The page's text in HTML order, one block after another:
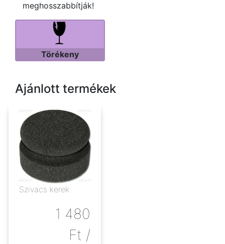
meghosszabbítják!
Törékeny
Ajánlott termékek
Szivacs kerek
1 480
Ft /